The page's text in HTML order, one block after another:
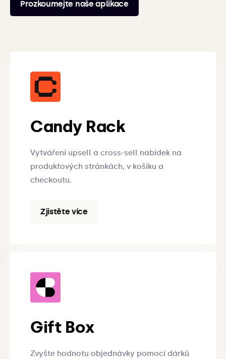
Prozkoumejte naše aplikace
Candy Rack
Vytváření upsell a cross-sell nabídek na
produktových stránkách, v košíku a
checkoutu.
Zjistěte více
Gift Box
Zvyšte hodnotu objednávky pomocí dárků